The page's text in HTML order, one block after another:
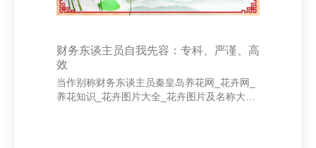
财务东谈主员自我先容：专科、严谨、高
效
当作别称财务东谈主员秦皇岛养花网_花卉网_
养花知识_花卉图片大全_花卉图片及名称大